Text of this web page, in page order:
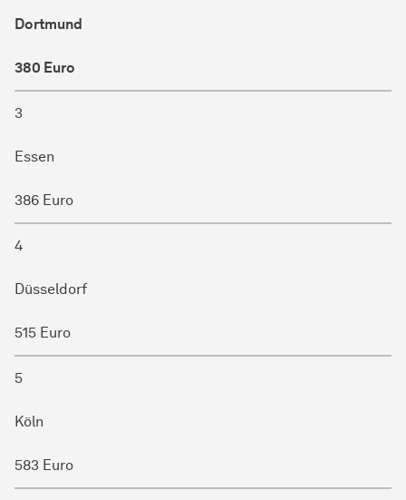
Dortmund
380 Euro
3
Essen
386 Euro
4
Düsseldorf
515 Euro
5
Köln
583 Euro